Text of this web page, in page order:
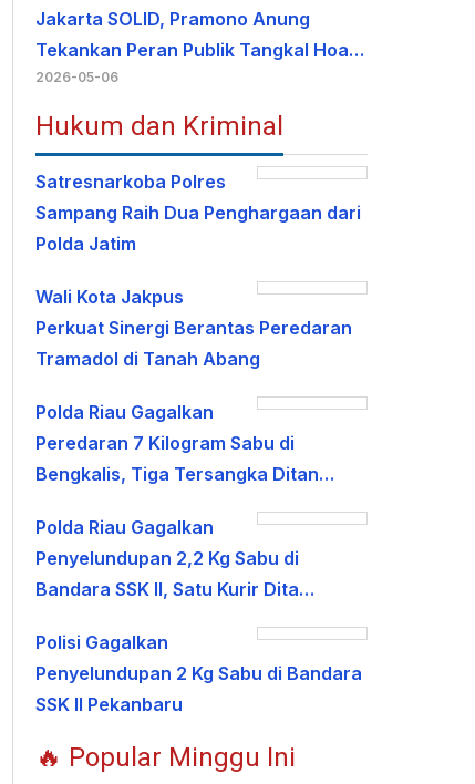
Jakarta SOLID, Pramono Anung
Tekankan Peran Publik Tangkal Hoa…
2026-05-06
Hukum dan Kriminal
Satresnarkoba Polres
Sampang Raih Dua Penghargaan dari
Polda Jatim
Wali Kota Jakpus
Perkuat Sinergi Berantas Peredaran
Tramadol di Tanah Abang
Polda Riau Gagalkan
Peredaran 7 Kilogram Sabu di
Bengkalis, Tiga Tersangka Ditan…
Polda Riau Gagalkan
Penyelundupan 2,2 Kg Sabu di
Bandara SSK II, Satu Kurir Dita…
Polisi Gagalkan
Penyelundupan 2 Kg Sabu di Bandara
SSK II Pekanbaru
🔥 Popular Minggu Ini